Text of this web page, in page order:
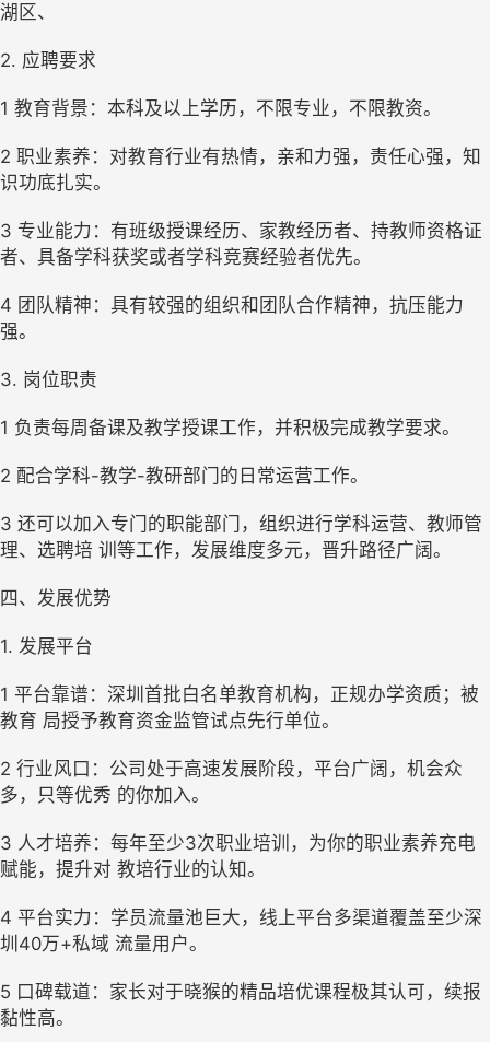
湖区、
2. 应聘要求
1 教育背景：本科及以上学历，不限专业，不限教资。
2 职业素养：对教育行业有热情，亲和力强，责任心强，知
识功底扎实。
3 专业能力：有班级授课经历、家教经历者、持教师资格证
者、具备学科获奖或者学科竞赛经验者优先。
4 团队精神：具有较强的组织和团队合作精神，抗压能力
强。
3. 岗位职责
1 负责每周备课及教学授课工作，并积极完成教学要求。
2 配合学科-教学-教研部门的日常运营工作。
3 还可以加入专门的职能部门，组织进行学科运营、教师管
理、选聘培 训等工作，发展维度多元，晋升路径广阔。
四、发展优势
1. 发展平台
1 平台靠谱：深圳首批白名单教育机构，正规办学资质；被
教育 局授予教育资金监管试点先行单位。
2 行业风口：公司处于高速发展阶段，平台广阔，机会众
多，只等优秀 的你加入。
3 人才培养：每年至少3次职业培训，为你的职业素养充电
赋能，提升对 教培行业的认知。
4 平台实力：学员流量池巨大，线上平台多渠道覆盖至少深
圳40万+私域 流量用户。
5 口碑载道：家长对于晓猴的精品培优课程极其认可，续报
黏性高。